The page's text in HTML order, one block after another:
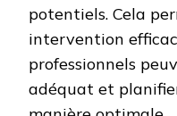
potentiels. Cela
intervention
professionnels
adéquat et